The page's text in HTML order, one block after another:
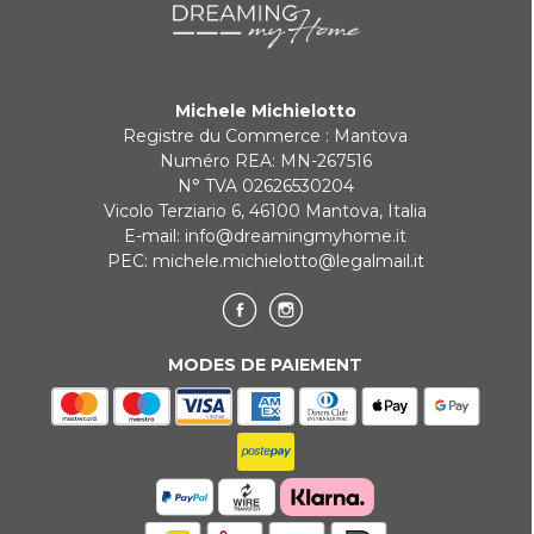
REDIRECTIONS BANCAIRES
Michele Michielotto
Registre du Commerce : Mantova
Numéro REA: MN-267516
N° TVA 02626530204
Vicolo Terziario 6, 46100 Mantova, Italia
E-mail: info@dreamingmyhome.it
PEC: michele.michielotto@legalmail.it
MODES DE PAIEMENT